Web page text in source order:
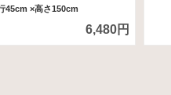
45cm ×高さ150cm
6,480円